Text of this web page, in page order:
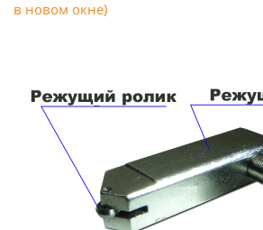
в новом окне)